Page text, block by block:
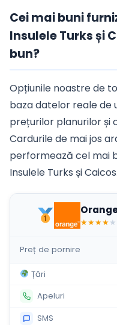
Cei mai buni
Insulele Turks și
bun?
Opțiunile noastre de
baza datelor reale de
prețurilor planurilor și
Cardurile de mai jos
performează cel mai
Insulele Turks și Caicos.
★★★★★
Preț de pornire
Țări
Apeluri
SMS